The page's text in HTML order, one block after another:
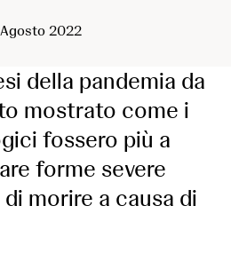
2022
della pandemia da
mostrato come i
fossero più a
forme severe
morire a causa di